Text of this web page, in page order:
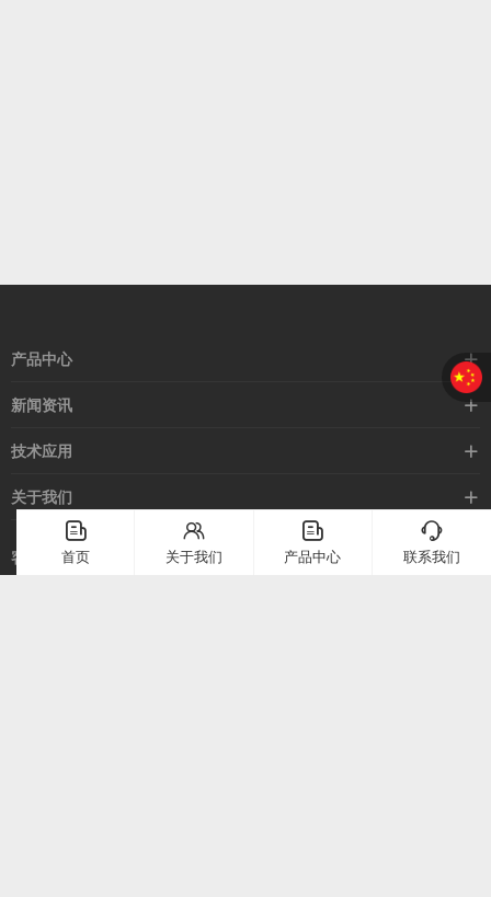
产品中心
接近开关
路灯控制器
新闻资讯
企业新闻
技术应用
技术支持
常见问题
关于我们
客服热线
󦤹
首页
󦃩
关于我们
󦤹
产品中心
󦘉
联系我们